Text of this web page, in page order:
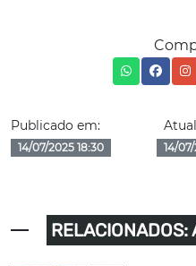
Publicado em:
14/07/2025 18:30 14/
RELACIONADOS: